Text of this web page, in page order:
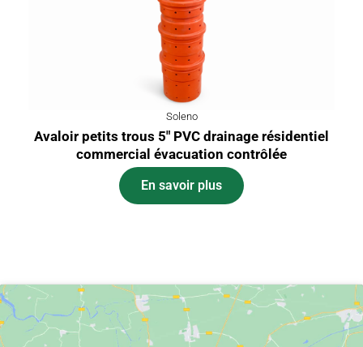
Soleno
Avaloir petits trous 5″ PVC drainage résidentiel
commercial évacuation contrôlée
En savoir plus